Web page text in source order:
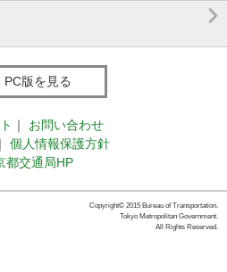

PC版を見る
｜
お問い合わせ
｜
個人情報保護方針
都交通局HP
Copyright© 2015 Bureau of Transportation.
Tokyo Metropolitan Government.
All Rights Reserved.